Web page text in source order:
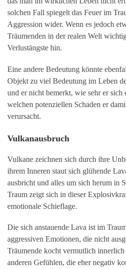
solchen Fall spiegelt das Feuer im
Aggression wider. Wenn es jedoch
Träumenden in der realen Welt
Verlustängste hin.
Eine andere Bedeutung könnte
Objekt zu viel Bedeutung im Leben
und er nicht bemerkt, wie sehr er sich
welchen potenziellen Schaden er
verursacht.
Vulkanausbruch
Vulkane zeichnen sich durch ihre
ihrem Inneren staut sich glühende
ausbricht und alles um sich herum in
Traum zeigt sich in dieser
emotionale Schieflage.
Die sich anstauende Lava ist im
aggressiven Emotionen, die nicht
Träumende kocht vermutlich
anderen Gefühlen, die eher negativ